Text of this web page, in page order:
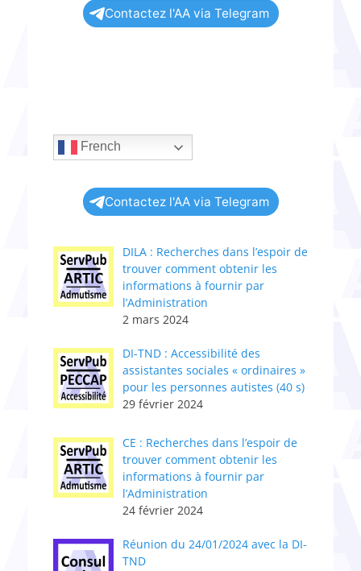
Contactez l'AA via Telegram
French
Contactez l'AA via Telegram
DILA : Recherches dans l’espoir de
trouver comment obtenir les
informations à fournir par
l’Administration
2 mars 2024
DI-TND : Accessibilité des
assistantes sociales « ordinaires »
pour les personnes autistes (40 s)
29 février 2024
CE : Recherches dans l’espoir de
trouver comment obtenir les
informations à fournir par
l’Administration
24 février 2024
Réunion du 24/01/2024 avec la DI-
TND